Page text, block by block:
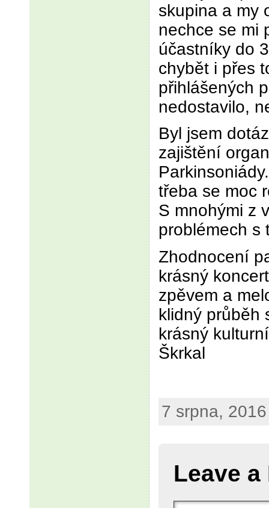
skupina a my
nechce se mi
účastníky do
chybět i přes
přihlášených
nedostavilo,
Byl jsem
zajištění
třeba se moc
S mnohými z
problémech s
Zhodnocení
krásný
zpěvem a
klidný průběh
krásný
Škrkal
7 srpna,
Leave a